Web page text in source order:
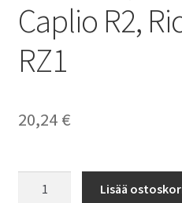
Caplio R2,
RZ1
20,24 €
Lisää